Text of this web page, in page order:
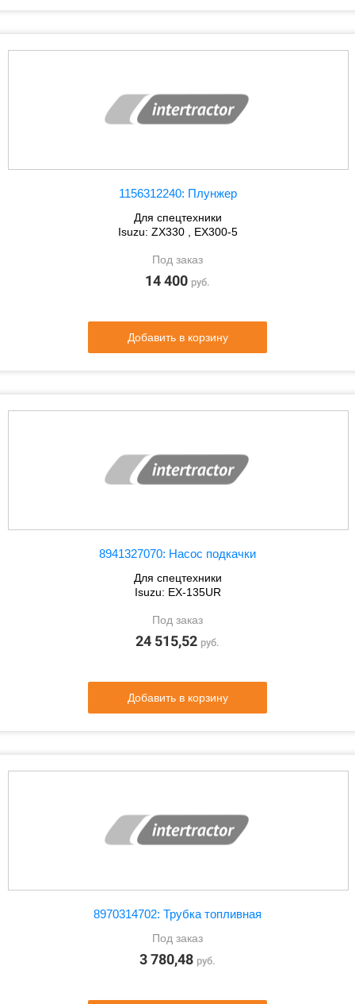
1156312240: Плунжер
Для спецтехники
Isuzu: ZX330 , EX300-5
Под заказ
14 400 руб.
Добавить в корзину
8941327070: Насос подкачки
Для спецтехники
Isuzu: EX-135UR
Под заказ
24 515,52 руб.
Добавить в корзину
8970314702: Трубка топливная
Под заказ
3 780,48 руб.